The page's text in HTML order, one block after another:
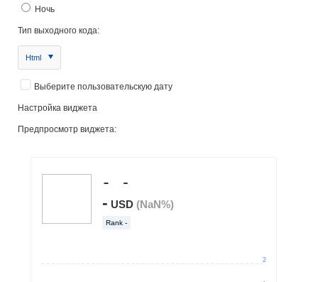
Ночь
Тип выходного кода:
Html
Выберите пользовательскую дату
Настройка виджета
Предпросмотр виджета: